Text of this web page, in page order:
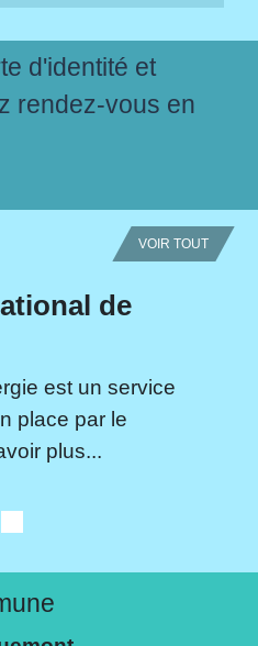
d'identité et
rendez-vous en
VOIR TOUT
de
est un service
place par le
plus...